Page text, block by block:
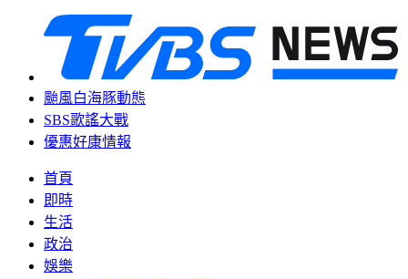
颱風白海豚動態
SBS歌謠大戰
優惠好康情報
首頁
即時
生活
政治
娛樂